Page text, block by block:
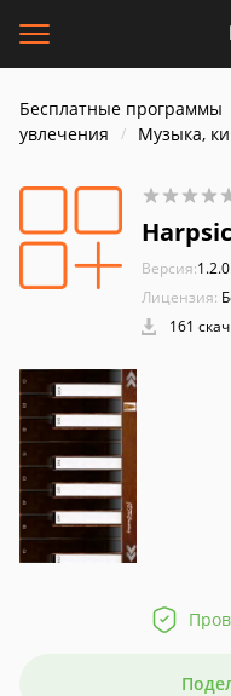
Бесплатные программы
увлечения
Музыка,
Версия:
Лицензия:
161